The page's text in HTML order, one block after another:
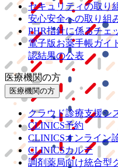
セキュリティの取り
安心安全への取り組
PHR指針に係るチェ
電子版お薬手帳ガイ
認結果の公表
医療機関の方
医療機関の方
クラウド診療支援シ
CLINICS予約
CLINICSオンライン
CLINICSカルテ
調剤薬局向け統合型